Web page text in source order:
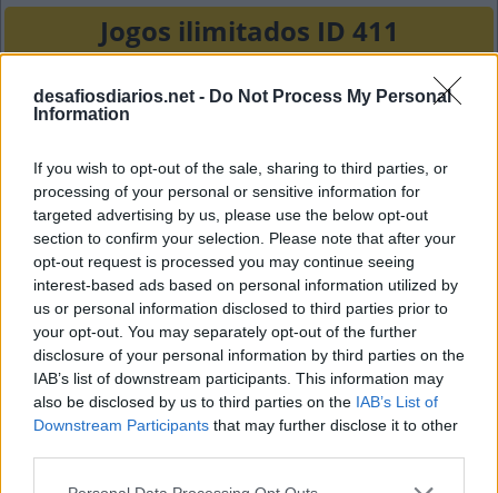
desafiosdiarios.net - Do Not Process My Personal
Information
If you wish to opt-out of the sale, sharing to third parties, or
processing of your personal or sensitive information for
targeted advertising by us, please use the below opt-out
section to confirm your selection. Please note that after your
opt-out request is processed you may continue seeing
interest-based ads based on personal information utilized by
us or personal information disclosed to third parties prior to
your opt-out. You may separately opt-out of the further
disclosure of your personal information by third parties on the
IAB’s list of downstream participants. This information may
also be disclosed by us to third parties on the IAB’s List of
Downstream Participants that may further disclose it to other
Jogos ilimitados ID 411
A T A
F
E D E
R
M
E T O D
O
A
T I R
A
M
O T O R
O Museu de Arte Moderna do Rio de Janeiro, __ Rio:
M
A
M
Lança um objeto longe:
A
T I R
A